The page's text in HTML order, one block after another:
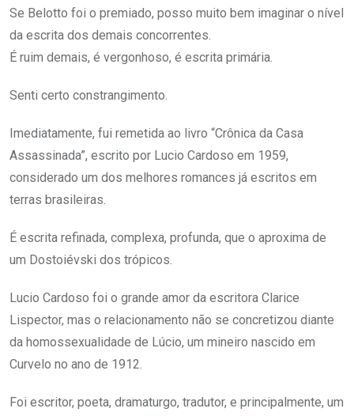
Se Belotto foi o premiado, posso muito bem imaginar o nível
da escrita dos demais concorrentes.
É ruim demais, é vergonhoso, é escrita primária.
Senti certo constrangimento.
Imediatamente, fui remetida ao livro “Crônica da Casa
Assassinada”, escrito por Lucio Cardoso em 1959,
considerado um dos melhores romances já escritos em
terras brasileiras.
É escrita refinada, complexa, profunda, que o aproxima de
um Dostoiévski dos trópicos.
Lucio Cardoso foi o grande amor da escritora Clarice
Lispector, mas o relacionamento não se concretizou diante
da homossexualidade de Lúcio, um mineiro nascido em
Curvelo no ano de 1912.
Foi escritor, poeta, dramaturgo, tradutor, e principalmente, um